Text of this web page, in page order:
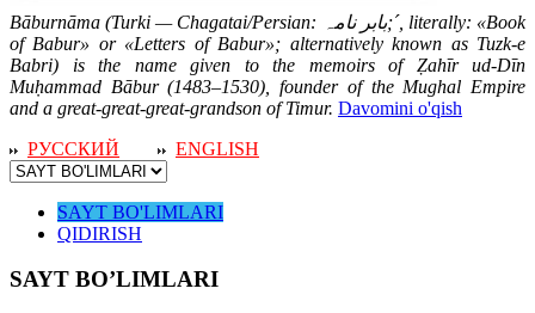
Bāburnāma (Turki — Chagatai/Persian: بابر نامہ‎;´, literally: «Book
of Babur» or «Letters of Babur»; alternatively known as Tuzk-e
Babri) is the name given to the memoirs of Ẓahīr ud-Dīn
Muḥammad Bābur (1483–1530), founder of the Mughal Empire
and a great-great-great-grandson of Timur. Davomini o'qish
РУССКИЙ
ENGLISH
SAYT BO'LIMLARI
QIDIRISH
SAYT BO’LIMLARI